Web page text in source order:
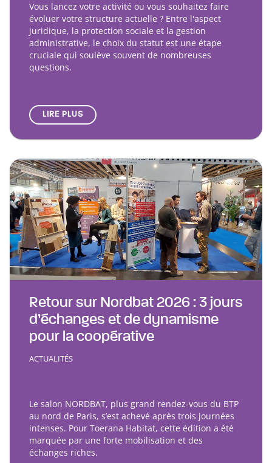
Vous lancez votre activité ou vous souhaitez faire
évoluer votre structure actuelle ? Entre l'aspect
juridique, la protection sociale et la gestion
administrative, le choix du statut est une étape
cruciale qui soulève souvent de nombreuses
questions.
LIRE PLUS
Retour sur Nordbat 2026 : 3 jours
d’échanges et de dynamisme
pour la coopérative
ACTUALITÉS
Le salon NORDBAT, plus grand rendez-vous du BTP
au nord de Paris, s’est achevé après trois journées
intenses. Pour Toerana Habitat, cette édition a été
marquée par une forte mobilisation et des
échanges riches.